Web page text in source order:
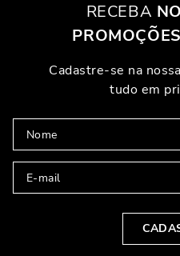
RECEBA
PROMOÇÕES
Cadastre-se na nossa
tudo em